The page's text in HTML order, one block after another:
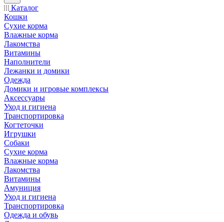
Каталог
Кошки
Сухие корма
Влажные корма
Лакомства
Витамины
Наполнители
Лежанки и домики
Одежда
Домики и игровые комплексы
Аксессуары
Уход и гигиена
Транспортировка
Когтеточки
Игрушки
Собаки
Сухие корма
Влажные корма
Лакомства
Витамины
Амуниция
Уход и гигиена
Транспортировка
Одежда и обувь